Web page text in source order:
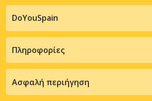
DoYouSpain
Πληροφορίες
Ασφαλή περιήγηση